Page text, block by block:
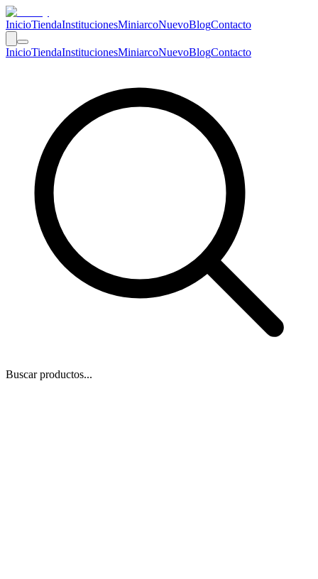
InicioTiendaInstitucionesMiniarcoNuevoBlogContacto
InicioTiendaInstitucionesMiniarcoNuevoBlogContacto
Buscar productos...